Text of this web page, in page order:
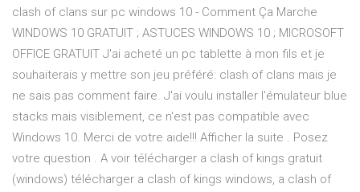
clash of clans sur pc windows 10 - Comment Ça Marche
WINDOWS 10 GRATUIT ; ASTUCES WINDOWS 10 ; MICROSOFT
OFFICE GRATUIT J'ai acheté un pc tablette à mon fils et je
souhaiterais y mettre son jeu préféré: clash of clans mais je
ne sais pas comment faire. J'ai voulu installer l'émulateur blue
stacks mais visiblement, ce n'est pas compatible avec
Windows 10. Merci de votre aide!!! Afficher la suite . Posez
votre question . A voir télécharger a clash of kings gratuit
(windows) télécharger a clash of kings windows, a clash of